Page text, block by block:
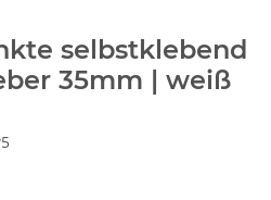
selbstklebend
35mm | weiß